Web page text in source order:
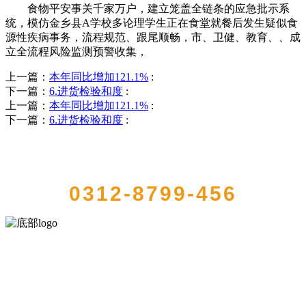
食物平安事关千家万户，建立笼盖全链条的应急批示系
统，模仿金乡县A学校多论理学生正在食堂就餐后发生疑似食
源性疾病事务，流程规范、跟尾顺畅，市、卫健、教育、、成
立全流程风险监测预警收集，
上一篇： 本年同比增加121.1% :
下一篇： 6.进货检验和度 :
上一篇： 本年同比增加121.1% :
下一篇： 6.进货检验和度 :
0312-8799-456